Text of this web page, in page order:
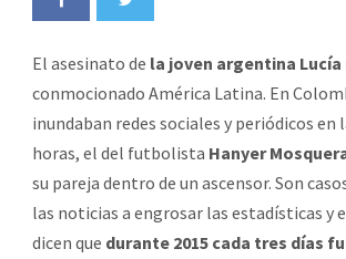
El asesinato de la joven argentina Lucía
conmocionado América Latina. En
inundaban redes sociales y periódicos en
horas, el del futbolista Hanyer
su pareja dentro de un ascensor. Son
las noticias a engrosar las estadísticas y
dicen que durante 2015 cada tres días